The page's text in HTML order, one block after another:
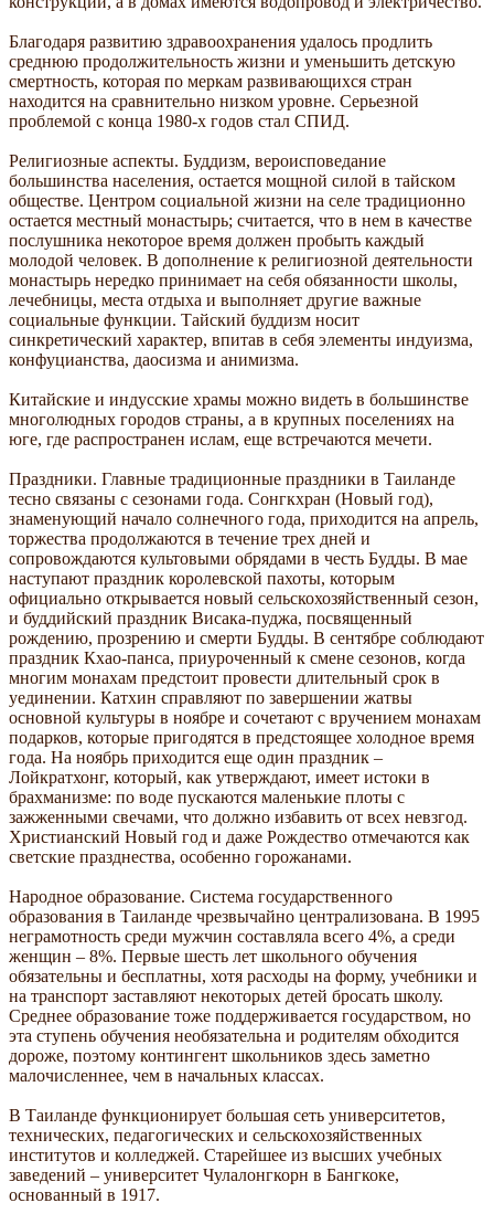
Благодаря развитию здравоохранения удалось продлить
среднюю продолжительность жизни и уменьшить детскую
смертность, которая по меркам развивающихся стран
находится на сравнительно низком уровне. Серьезной
проблемой с конца 1980-х годов стал СПИД.
Религиозные аспекты. Буддизм, вероисповедание
большинства населения, остается мощной силой в тайском
обществе. Центром социальной жизни на селе традиционно
остается местный монастырь; считается, что в нем в качестве
послушника некоторое время должен пробыть каждый
молодой человек. В дополнение к религиозной деятельности
монастырь нередко принимает на себя обязанности школы,
лечебницы, места отдыха и выполняет другие важные
социальные функции. Тайский буддизм носит
синкретический характер, впитав в себя элементы индуизма,
конфуцианства, даосизма и анимизма.
Китайские и индусские храмы можно видеть в большинстве
многолюдных городов страны, а в крупных поселениях на
юге, где распространен ислам, еще встречаются мечети.
Праздники. Главные традиционные праздники в Таиланде
тесно связаны с сезонами года. Сонгкхран (Новый год),
знаменующий начало солнечного года, приходится на апрель,
торжества продолжаются в течение трех дней и
сопровождаются культовыми обрядами в честь Будды. В мае
наступают праздник королевской пахоты, которым
официально открывается новый сельскохозяйственный сезон,
и буддийский праздник Висака-пуджа, посвященный
рождению, прозрению и смерти Будды. В сентябре соблюдают
праздник Кхао-панса, приуроченный к смене сезонов, когда
многим монахам предстоит провести длительный срок в
уединении. Катхин справляют по завершении жатвы
основной культуры в ноябре и сочетают с вручением монахам
подарков, которые пригодятся в предстоящее холодное время
года. На ноябрь приходится еще один праздник –
Лойкратхонг, который, как утверждают, имеет истоки в
брахманизме: по воде пускаются маленькие плоты с
зажженными свечами, что должно избавить от всех невзгод.
Христианский Новый год и даже Рождество отмечаются как
светские празднества, особенно горожанами.
Народное образование. Система государственного
образования в Таиланде чрезвычайно централизована. В 1995
неграмотность среди мужчин составляла всего 4%, а среди
женщин – 8%. Первые шесть лет школьного обучения
обязательны и бесплатны, хотя расходы на форму, учебники и
на транспорт заставляют некоторых детей бросать школу.
Среднее образование тоже поддерживается государством, но
эта ступень обучения необязательна и родителям обходится
дороже, поэтому контингент школьников здесь заметно
малочисленнее, чем в начальных классах.
В Таиланде функционирует большая сеть университетов,
технических, педагогических и сельскохозяйственных
институтов и колледжей. Старейшее из высших учебных
заведений – университет Чулалонгкорн в Бангкоке,
основанный в 1917.